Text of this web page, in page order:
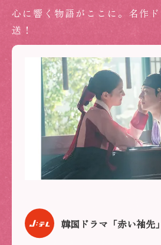
心に響く物語がここに。名作
送！
韓国ドラマ「赤い袖先」